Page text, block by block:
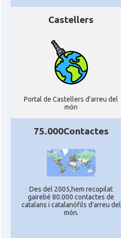
Castellers
Portal de Castellers d'arreu del
món
75.000Contactes
Des del 2005,hem recopilat
gairebé 80.000 contactes de
catalans i catalanòfils d'arreu del
món.